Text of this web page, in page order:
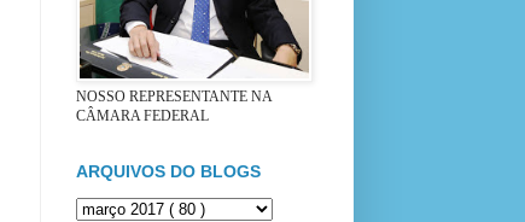
NOSSO REPRESENTANTE NA
CÂMARA FEDERAL
ARQUIVOS DO BLOGS